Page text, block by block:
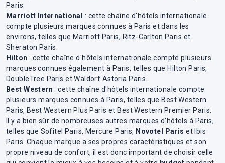
Paris.
Marriott International
: cette chaîne d'hôtels internationale
compte plusieurs marques connues à Paris et dans les
environs, telles que Marriott Paris, Ritz-Carlton Paris et
Sheraton Paris.
Hilton : cette chaîne d'hôtels internationale compte plusieurs
marques connues également à Paris, telles que Hilton Paris,
DoubleTree Paris et Waldorf Astoria Paris.
Best Western : cette chaîne d'hôtels internationale compte
plusieurs marques connues à Paris, telles que Best Western
Paris, Best Western Plus Paris et Best Western Premier Paris.
Il y a bien sûr de nombreuses autres marques d'hôtels à Paris,
telles que Sofitel Paris, Mercure Paris, Novotel Paris et Ibis
Paris. Chaque marque a ses propres caractéristiques et son
propre niveau de confort, il est donc important de choisir celle